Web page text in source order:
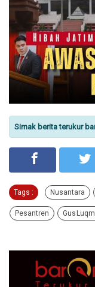
Simak berita terukur
Tags : Nusantara
Pesantren Gus